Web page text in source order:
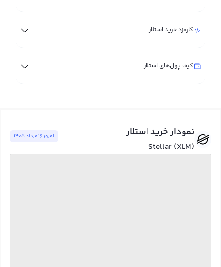
کارمزد خرید استلار
کیف پول‌های استلار
نمودار خرید استلار
Stellar (XLM)
امروز ١٦ مرداد ١٤٠٥